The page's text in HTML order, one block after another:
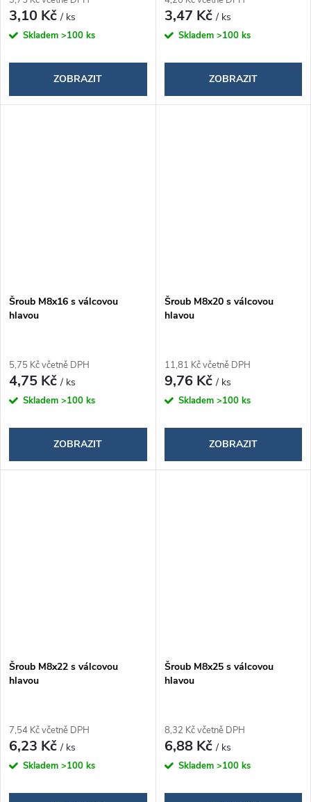
3,10 Kč/ ks
Skladem >100 ks
ZOBRAZIT
3,47 Kč/ ks
Skladem >100 ks
ZOBRAZIT
Šroub M8x16 s válcovou
hlavou
5,75 Kč včetně DPH
4,75 Kč/ ks
Skladem >100 ks
ZOBRAZIT
Šroub M8x20 s válcovou
hlavou
11,81 Kč včetně DPH
9,76 Kč/ ks
Skladem >100 ks
ZOBRAZIT
Šroub M8x22 s válcovou
hlavou
7,54 Kč včetně DPH
6,23 Kč/ ks
Skladem >100 ks
Šroub M8x25 s válcovou
hlavou
8,32 Kč včetně DPH
6,88 Kč/ ks
Skladem >100 ks